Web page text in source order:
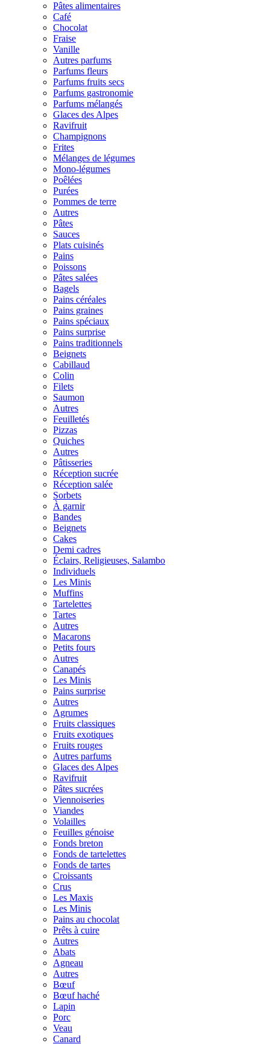
Pâtes alimentaires
Café
Chocolat
Fraise
Vanille
Autres parfums
Parfums fleurs
Parfums fruits secs
Parfums gastronomie
Parfums mélangés
Glaces des Alpes
Ravifruit
Champignons
Frites
Mélanges de légumes
Mono-légumes
Poêlées
Purées
Pommes de terre
Autres
Pâtes
Sauces
Plats cuisinés
Pains
Poissons
Pâtes salées
Bagels
Pains céréales
Pains graines
Pains spéciaux
Pains surprise
Pains traditionnels
Beignets
Cabillaud
Colin
Filets
Saumon
Autres
Feuilletés
Pizzas
Quiches
Autres
Pâtisseries
Réception sucrée
Réception salée
Sorbets
À garnir
Bandes
Beignets
Cakes
Demi cadres
Éclairs, Religieuses, Salambo
Individuels
Les Minis
Muffins
Tartelettes
Tartes
Autres
Macarons
Petits fours
Autres
Canapés
Les Minis
Pains surprise
Autres
Agrumes
Fruits classiques
Fruits exotiques
Fruits rouges
Autres parfums
Glaces des Alpes
Ravifruit
Pâtes sucrées
Viennoiseries
Viandes
Volailles
Feuilles génoise
Fonds breton
Fonds de tartelettes
Fonds de tartes
Croissants
Crus
Les Maxis
Les Minis
Pains au chocolat
Prêts à cuire
Autres
Abats
Agneau
Autres
Bœuf
Bœuf haché
Lapin
Porc
Veau
Canard